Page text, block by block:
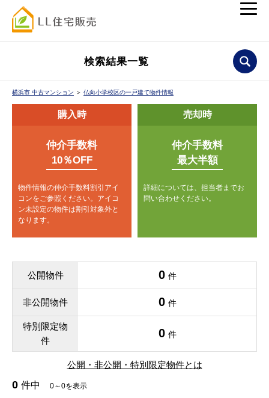
検索結果一覧
横浜市 中古マンション ＞ 仏向小学校区の一戸建て物件情報
購入時
仲介手数料
10％OFF
物件情報の仲介手数料割引アイ
コンをご参照ください。 アイコ
ン未設定の物件は割引対象外と
なります。
売却時
仲介手数料
最大半額
詳細については、担当者までお
問い合わせください。
公開物件 0 件
非公開物件 0 件
特別限定物
件
0 件
公開・非公開・特別限定物件とは
0 件中 0～0を表示